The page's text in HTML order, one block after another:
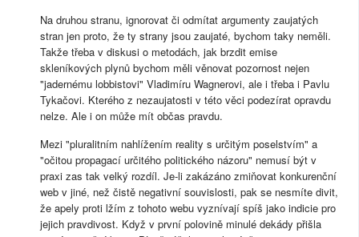
Na druhou stranu, ignorovat či odmítat argumenty zaujatých
stran jen proto, že ty strany jsou zaujaté, bychom taky neměli.
Takže třeba v diskusi o metodách, jak brzdit emise
skleníkových plynů bychom měli věnovat pozornost nejen
"jadernému lobbistovi" Vladimíru Wagnerovi, ale i třeba i Pavlu
Tykačovi. Kterého z nezaujatosti v této věci podezírat opravdu
nelze. Ale i on může mít občas pravdu.
Mezi "pluralitním nahlížením reality s určitým poselstvím" a
"očitou propagací určitého politického názoru" nemusí být v
praxi zas tak velký rozdíl. Je-li zakázáno zmiňovat konkurenční
web v jiné, než čistě negativní souvislosti, pak se nesmíte divit,
že apely proti lžím z tohoto webu vyznívají spíš jako indicie pro
jejich pravdivost. Když v první polovině minulé dekády přišla